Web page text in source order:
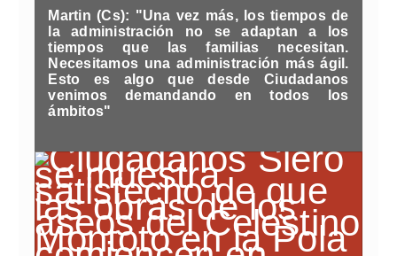
Martin (Cs): "Una vez más, los tiempos de
la administración no se adaptan a los
tiempos que las familias necesitan.
Necesitamos una administración más ágil.
Esto es algo que desde Ciudadanos
venimos demandando en todos los
ámbitos"